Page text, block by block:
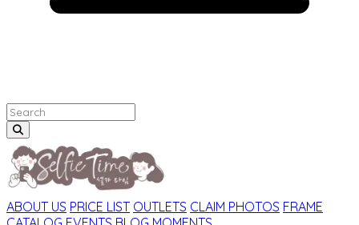
ABOUT US PRICE LIST OUTLETS CLAIM PHOTOS FRAME